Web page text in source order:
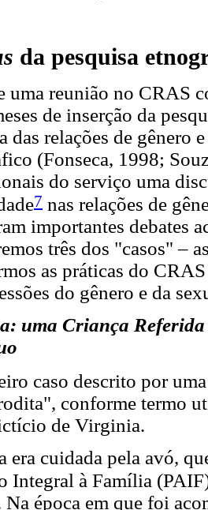
da pesquisa
uma reunião no CRAS
de inserção da
das relações de gênero
(Fonseca, 1998;
do serviço uma
7 nas relações de
importantes debates
três dos "casos" –
as práticas do
do gênero e da
uma Criança
caso descrito por
conforme termo
de Virginia.
era cuidada pela avó,
Integral à Família
época em que foi